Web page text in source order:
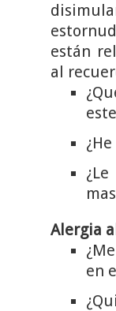
están
al
Alergia
en